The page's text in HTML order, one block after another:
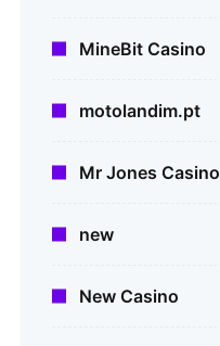
MineBit Casino
motolandim.pt
Mr Jones Casino
new
New Casino